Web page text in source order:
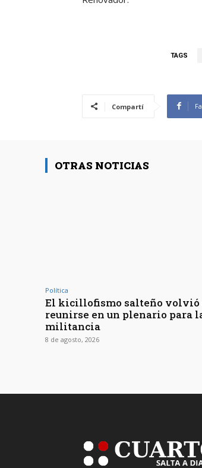
TAGS
Compartí
OTRAS NOTICIAS
Política
El kicillofismo salteño volvió
reunirse en un plenario para
militancia
8 de agosto, 2026